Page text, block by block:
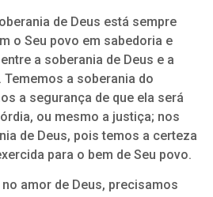
de Deus está sempre
o Seu povo em sabedoria e
a soberania de Deus e a
a soberania do
a segurança de que ela será
ou mesmo a justiça; nos
de Deus, pois temos a certeza
para o bem de Seu povo.
amor de Deus, precisamos